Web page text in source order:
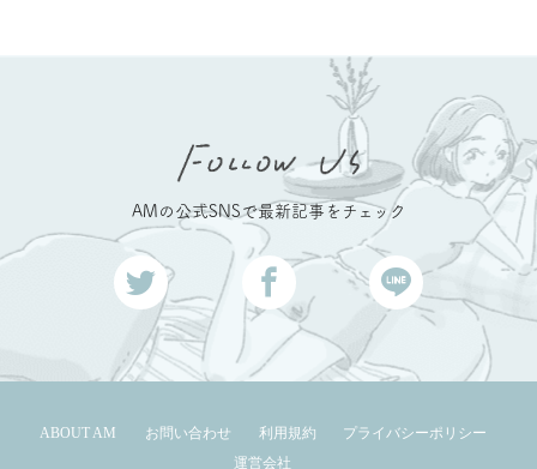
AMの公式SNSで最新記事をチェック
ABOUT AM お問い合わせ 利用規約
プライバシーポリシー
運営会社